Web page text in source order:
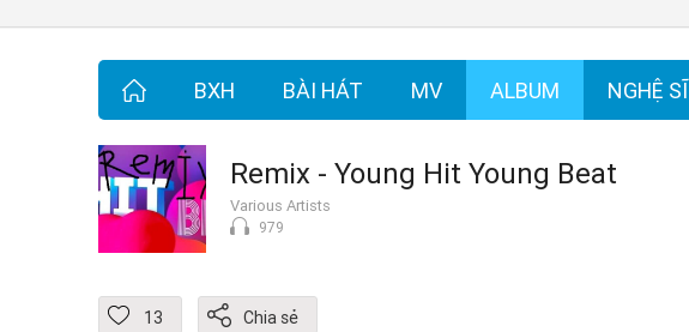
BXH BÀI HÁT MV ALBUM NGHỆ SĨ
Remix - Young Hit Young Beat
Various Artists
979
13 Chia sẻ